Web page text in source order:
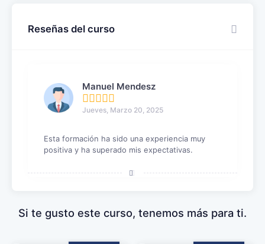
Reseñas del curso
Manuel Mendesz
Jueves, Marzo 20, 2025
Esta formación ha sido una experiencia muy
positiva y ha superado mis expectativas.
Si te gusto este curso, tenemos más para ti.